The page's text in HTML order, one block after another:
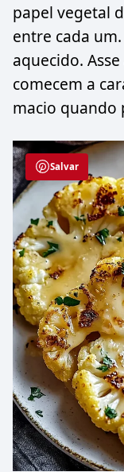
papel vegetal
entre cada
aquecido.
comecem a
macio quando
Salvar